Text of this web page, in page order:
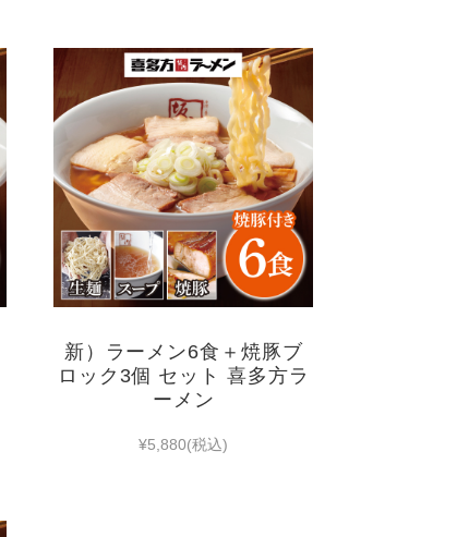
新）ラーメン6食＋焼豚ブ
ロック3個 セット 喜多方ラ
ーメン
¥5,880(税込)